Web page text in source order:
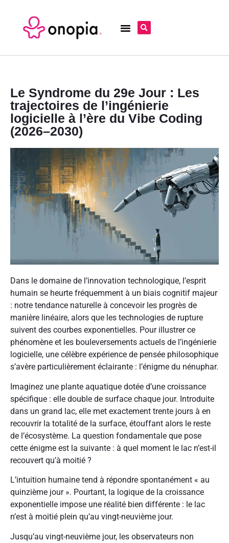
Le Syndrome du 29e Jour : Les
trajectoires de l’ingénierie
logicielle à l’ère du Vibe Coding
(2026–2030)
Dans le domaine de l’innovation technologique, l’esprit
humain se heurte fréquemment à un biais cognitif majeur
: notre tendance naturelle à concevoir les progrès de
manière linéaire, alors que les technologies de rupture
suivent des courbes exponentielles. Pour illustrer ce
phénomène et les bouleversements actuels de l’ingénierie
logicielle, une célèbre expérience de pensée philosophique
s’avère particulièrement éclairante : l’énigme du nénuphar.
Imaginez une plante aquatique dotée d’une croissance
spécifique : elle double de surface chaque jour. Introduite
dans un grand lac, elle met exactement trente jours à en
recouvrir la totalité de la surface, étouffant alors le reste
de l’écosystème. La question fondamentale que pose
cette énigme est la suivante : à quel moment le lac n’est-il
recouvert qu’à moitié ?
L’intuition humaine tend à répondre spontanément « au
quinzième jour ». Pourtant, la logique de la croissance
exponentielle impose une réalité bien différente : le lac
n’est à moitié plein qu’au vingt-neuvième jour.
Jusqu’au vingt-neuvième jour, les observateurs non